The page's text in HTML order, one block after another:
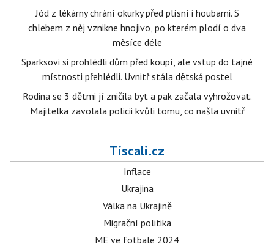
Jód z lékárny chrání okurky před plísní i houbami. S
chlebem z něj vznikne hnojivo, po kterém plodí o dva
měsíce déle
Sparksovi si prohlédli dům před koupí, ale vstup do tajné
místnosti přehlédli. Uvnitř stála dětská postel
Rodina se 3 dětmi jí zničila byt a pak začala vyhrožovat.
Majitelka zavolala policii kvůli tomu, co našla uvnitř
Tiscali.cz
Inflace
Ukrajina
Válka na Ukrajině
Migrační politika
ME ve fotbale 2024